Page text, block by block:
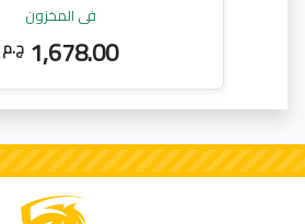
في المخزون
1,678.00 ج.م